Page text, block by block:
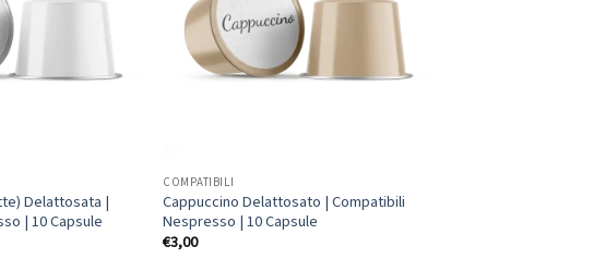
Delattosata |
| 10 Capsule
COMPATIBILI
Cappuccino Delattosato | Compatibili
Nespresso | 10 Capsule
€3,00